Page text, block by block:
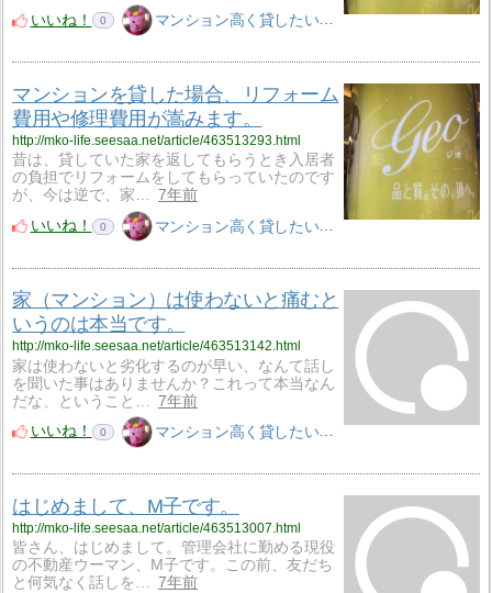
いいね！
0 マンション高く貸したいM子
マンションを貸した場合、リフォーム
費用や修理費用が嵩みます。
http://mko-life.seesaa.net/article/463513293.html
昔は、貸していた家を返してもらうとき入居者
の負担でリフォームをしてもらっていたのです
が、今は逆で、家…
7年前
いいね！
0 マンション高く貸したいM子
家（マンション）は使わないと痛むと
いうのは本当です。
http://mko-life.seesaa.net/article/463513142.html
家は使わないと劣化するのが早い、なんて話し
を聞いた事はありませんか？これって本当なん
だな、ということ…
7年前
いいね！
0 マンション高く貸したいM子
はじめまして、M子です。
http://mko-life.seesaa.net/article/463513007.html
皆さん、はじめまして。管理会社に勤める現役
の不動産ウーマン、M子です。この前、友だち
と何気なく話しを…
7年前